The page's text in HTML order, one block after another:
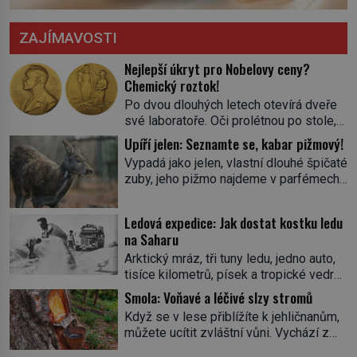
ZAJÍMAVOSTI
Nejlepší úkryt pro Nobelovy ceny?
Chemický roztok!
Po dvou dlouhých letech otevírá dveře
své laboratoře. Oči prolétnou po stole,
aby pak ulpěly na regálu, kde se nachází
všemožné látky. Hledá žluto-oranžovou
tekutinu, jakmile ji zahlédne, nesmírně
se mu uleví. Teď může svůj plán
skrývá směs s názvem lučavka
královská. Svůj přídomek nemá pro nic
za nic, […]
Upíří jelen: Seznamte se, kabar pižmový!
Vypadá jako jelen, vlastní dlouhé špičaté
zuby, jeho pižmo najdeme v parfémech
jediného zástupce zvířecí říše – kabara
pižmového. V Evropě ho jako první
popíše švédský botanik Carl Linné
(1707–1778), jenže v Asii o něm ví už
celá staletí. Zvíře připomíná jelena,
v kohoutku dosahuje […]
Ledová expedice: Jak dostat kostku ledu
na Saharu
Arktický mráz, tři tuny ledu, jedno auto,
tisíce kilometrů, písek a tropické vedro.
To je ve zkratce zdánlivě nesplnitelná
výzva, která se promění v úžasné
dobrodružství a důkaz, že nic není
nemožné. Vše začíná na podzim 1958
Smola: Voňavé a léčivé slzy stromů
Když se v lese přiblížíte k jehličnanům,
můžete ucítit zvláštní vůni. Vychází z